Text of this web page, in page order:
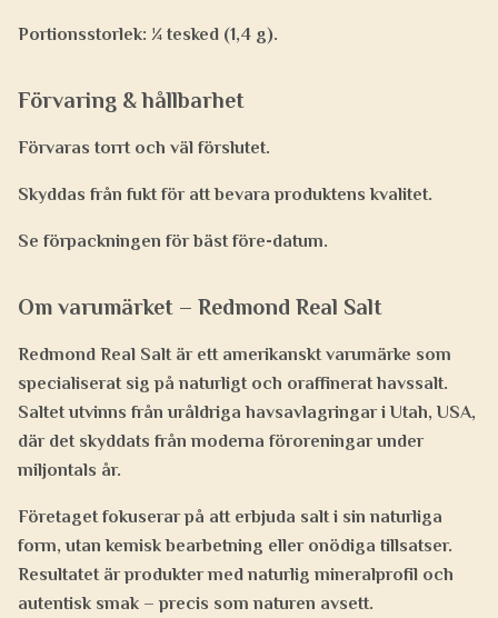
Portionsstorlek: ¼ tesked (1,4 g).
Förvaring & hållbarhet
Förvaras torrt och väl förslutet.
Skyddas från fukt för att bevara produktens kvalitet.
Se förpackningen för bäst före-datum.
Om varumärket – Redmond Real Salt
Redmond Real Salt är ett amerikanskt varumärke som
specialiserat sig på naturligt och oraffinerat havssalt.
Saltet utvinns från uråldriga havsavlagringar i Utah, USA,
där det skyddats från moderna föroreningar under
miljontals år.
Företaget fokuserar på att erbjuda salt i sin naturliga
form, utan kemisk bearbetning eller onödiga tillsatser.
Resultatet är produkter med naturlig mineralprofil och
autentisk smak – precis som naturen avsett.